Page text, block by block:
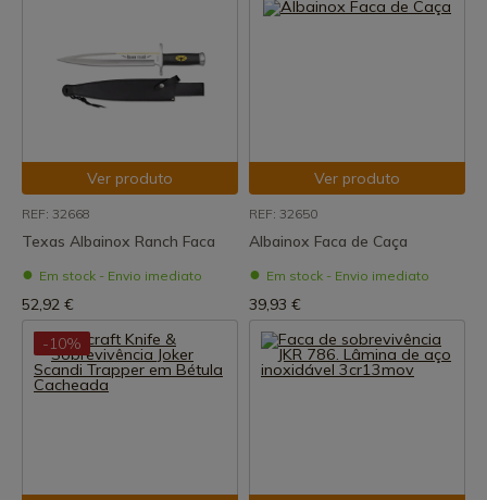
Ver produto
REF: 32668
Texas Albainox Ranch Faca
Em stock - Envio imediato
52,92 €
Ver produto
REF: 32650
Albainox Faca de Caça
Em stock - Envio imediato
39,93 €
-10%